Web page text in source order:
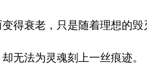
得衰老，只是随着理想的毁
无法为灵魂刻上一丝痕迹。